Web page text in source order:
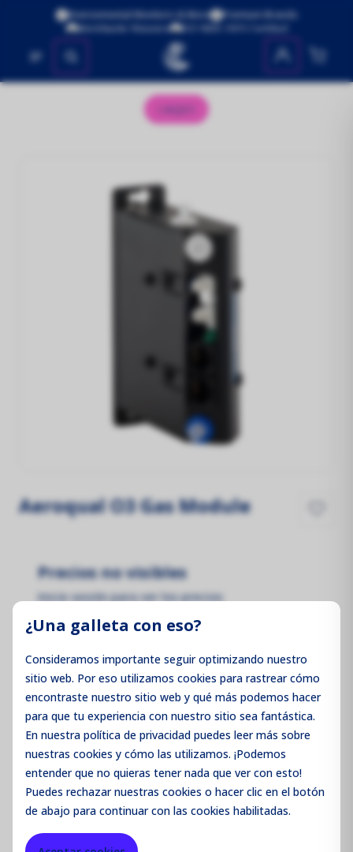
¿Una galleta con eso?
Consideramos importante seguir optimizando nuestro
sitio web. Por eso utilizamos cookies para rastrear cómo
encontraste nuestro sitio web y qué más podemos hacer
para que tu experiencia con nuestro sitio sea fantástica.
En nuestra política de privacidad puedes leer más sobre
nuestras cookies y cómo las utilizamos. ¡Podemos
entender que no quieras tener nada que ver con esto!
Puedes rechazarnuestras cookies o hacer clic en el botón
de abajo para continuar con las cookies habilitadas.
Environmental Monitors & More
Premium Brands
Worldwide Shipping
ISO 9001:2015 Certified
No se encontraron productos
AQS1
Aeroqual O3 Gas Module
Precios no visibles
Inicie sesión para ver los precios
Iniciar sesión / Registrarse
Código de producto: AQSLZ
Merk: Aeroqual